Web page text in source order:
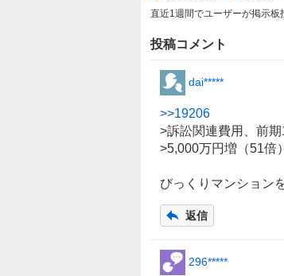
い
い
、
買
い
た
子
直近1週間でユーザーが掲示板
投稿コメント
dai*****
>>19206
>訴訟関連費用、前
>5,000万円増（51倍
びっくり マンション
返信
296*****